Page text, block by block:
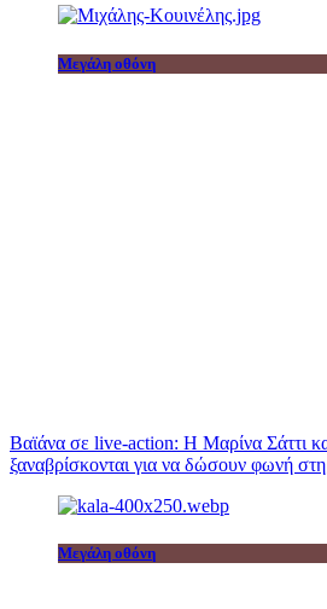
Μεγάλη οθόνη
Βαϊάνα σε live-action: Η Μαρίνα Σάττι
ξαναβρίσκονται για να δώσουν φωνή
Μεγάλη οθόνη